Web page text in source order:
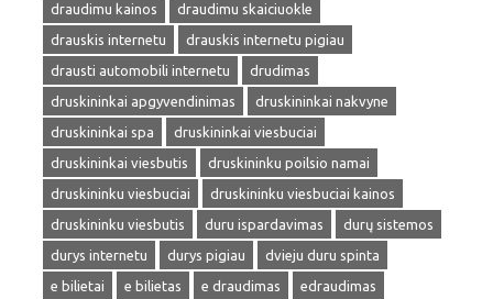
draudimu kainos
draudimu skaiciuokle
drauskis internetu
drauskis internetu pigiau
drausti automobili internetu
drudimas
druskininkai apgyvendinimas
druskininkai nakvyne
druskininkai spa
druskininkai viesbuciai
druskininkai viesbutis
druskininku poilsio namai
druskininku viesbuciai
druskininku viesbuciai kainos
druskininku viesbutis
duru ispardavimas
durų sistemos
durys internetu
durys pigiau
dvieju duru spinta
e bilietai
e bilietas e draudimas
edraudimas